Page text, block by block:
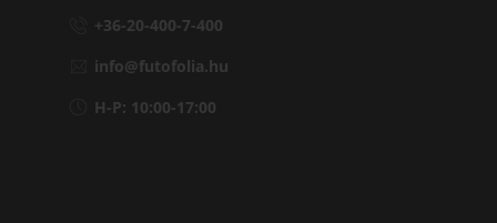
+36-20-400-7-400
info@futofolia.hu
H-P: 10:00-17:00